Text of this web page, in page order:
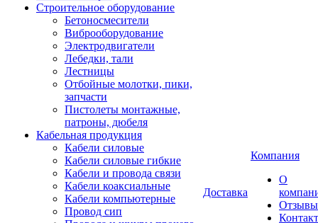
Строительное оборудование
Бетоносмесители
Виброоборудование
Электродвигатели
Лебедки, тали
Лестницы
Отбойные молотки, пики,
запчасти
Пистолеты монтажные,
патроны, дюбеля
Кабельная продукция
Кабели силовые
Кабели силовые гибкие
Кабели и провода связи
Кабели коаксиальные
Кабели компьютерные
Провод сип
Доставка
Компания
О
Отзывы